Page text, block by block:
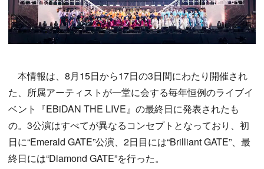
本情報は、8月15日から17日の3日間にわたり開催され
た、所属アーティストが一堂に会する毎年恒例のライブイ
ベント『EBiDAN THE LIVE』の最終日に発表されたも
の。3公演はすべてが異なるコンセプトとなっており、初
日に“Emerald GATE”公演、2日目には“Brilliant GATE”、最
終日には“Diamond GATE”を行った。